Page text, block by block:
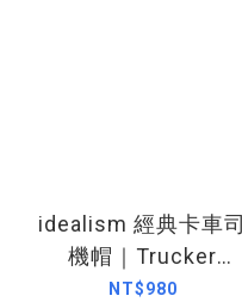
idealism 經典卡車司
機帽｜Trucker
Cap（25AW）
NT$980